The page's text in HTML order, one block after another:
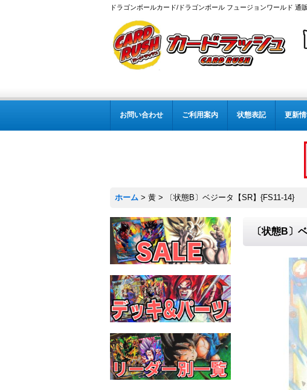
ドラゴンボールカード/ドラゴンボール フュージョンワールド 通
お問い合わせ ご利用案内 状態表記 更新
ホーム > 黄 > 〔状態B〕ベジータ【SR】{FS11-14}
〔状態B〕